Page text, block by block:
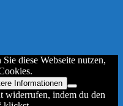
diese Webseite nutzen,
Informationen
widerrufen, indem du den